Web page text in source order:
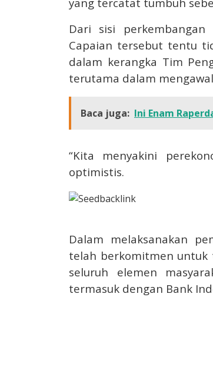
Dari sisi
Capaian tersebut tentu
dalam kerangka Tim
terutama dalam
Baca juga: Ini Enam
“Kita menyakini
optimistis.
Dalam melaksanakan
telah berkomitmen untuk
seluruh elemen
termasuk dengan Bank